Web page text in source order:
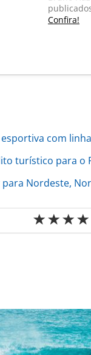
Confira!
com
turístico para o
Nordeste,
2023/10/
ou
PANROTAS
Não reproduza o